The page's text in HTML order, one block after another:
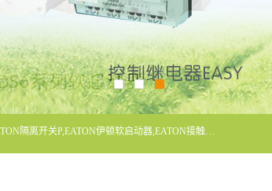
广东泓威电气设备有限公司是一家专业从事EATON凸轮开关T0,EATON隔离开关P,EATON伊顿软启动器,EATON接触器DILM400/22,ETN隔离开关P1-32/EA/SVB,凸轮开关T0-2-1/EA/SVB,伊顿软启动器S811+V42N3SP等品牌的电气自动化产品代理经销商。